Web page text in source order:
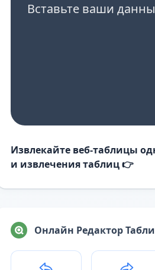
Вставьте ваши
Извлекайте веб-таблицы
и извлечения таблиц 👉
Онлайн Редактор